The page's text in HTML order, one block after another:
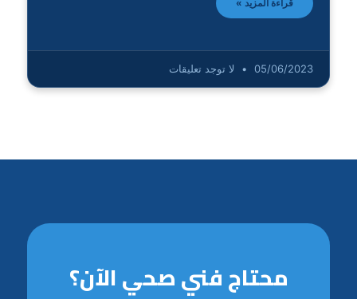
قراءة المزيد »
05/06/2023 لا توجد تعليقات
محتاج فني صحي الآن؟